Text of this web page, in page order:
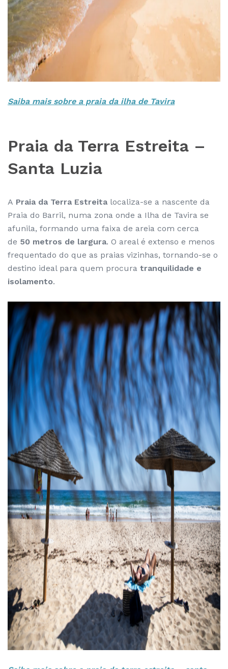
Saiba mais sobre a praia da ilha de Tavira
Praia da Terra Estreita –
Santa Luzia
A Praia da Terra Estreita localiza-se a nascente da
Praia do Barril, numa zona onde a Ilha de Tavira se
afunila, formando uma faixa de areia com cerca
de 50 metros de largura. O areal é extenso e menos
frequentado do que as praias vizinhas, tornando-se o
destino ideal para quem procura tranquilidade e
isolamento.